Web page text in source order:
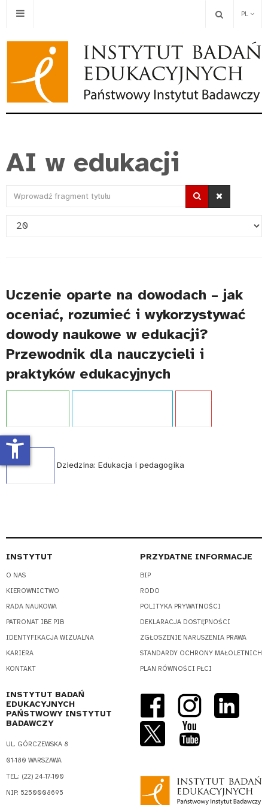
PL
AI w edukacji
Wprowadź
tytułu
Pokaż
Uczenie oparte na dowodach – jak
oceniać, rozumieć i wykorzystywać
dowody naukowe w edukacji?
Przewodnik dla nauczycieli i
praktyków edukacyjnych
WCAG - TAK
Dziedzina: Edukacja i pedagogika
INSTYTUT
O NAS
KIEROWNICTWO
RADA NAUKOWA
PATRONAT IBE PIB
IDENTYFIKACJA WIZUALNA
KARIERA
KONTAKT
PRZYDATNE INFORMACJE
BIP
RODO
POLITYKA PRYWATNOŚCI
DEKLARACJA DOSTĘPNOŚCI
ZGŁOSZENIE NARUSZENIA PRAWA
STANDARDY OCHRONY MAŁOLETNICH
PLAN RÓWNOŚCI PŁCI
INSTYTUT BADAŃ
EDUKACYJNYCH
PAŃSTWOWY INSTYTUT
BADAWCZY
UL. GÓRCZEWSKA 8
01-180 WARSZAWA
TEL.: (22) 24-17-100
NIP: 5250008695
accessibility_new